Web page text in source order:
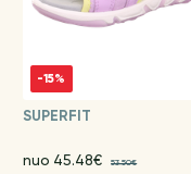
-15%
SUPERFIT
nuo 45.48€ 53.50€